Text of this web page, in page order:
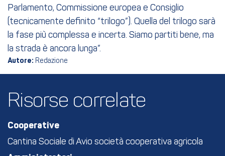
Parlamento, Commissione europea e Consiglio
(tecnicamente definito “trilogo”). Quella del trilogo sarà
la fase più complessa e incerta. Siamo partiti bene, ma
la strada è ancora lunga”.
Autore: Redazione
Risorse correlate
Cooperative
Cantina Sociale di Avio società cooperativa agricola